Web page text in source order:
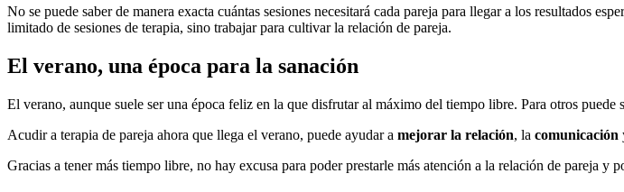
No se puede saber de manera exacta cuántas sesiones necesitará cada pareja para llegar a los resultados
limitado de sesiones de terapia, sino trabajar para cultivar la relación de pareja.
El verano, una época para la sanación
El verano, aunque suele ser una época feliz en la que disfrutar al máximo del tiempo libre. Para otros
Acudir a terapia de pareja ahora que llega el verano, puede ayudar a mejorar la relación, la comunicación
Gracias a tener más tiempo libre, no hay excusa para poder prestarle más atención a la relación de pareja